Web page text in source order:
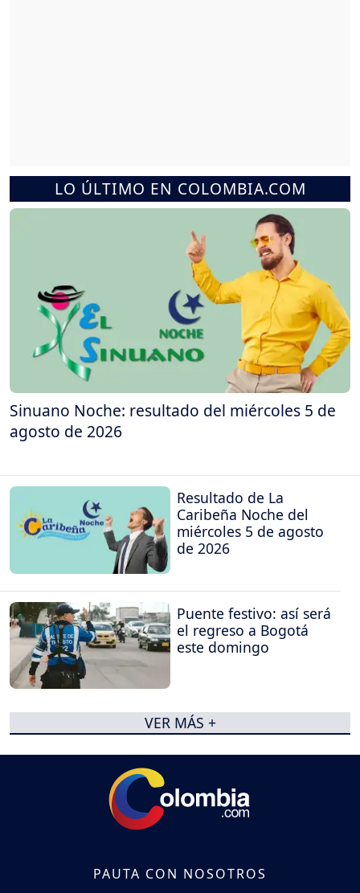
LO ÚLTIMO EN COLOMBIA.COM
Sinuano Noche: resultado del miércoles 5 de
agosto de 2026
Resultado de La
Caribeña Noche del
miércoles 5 de agosto
de 2026
Puente festivo: así será
el regreso a Bogotá
este domingo
VER MÁS +
PAUTA CON NOSOTROS